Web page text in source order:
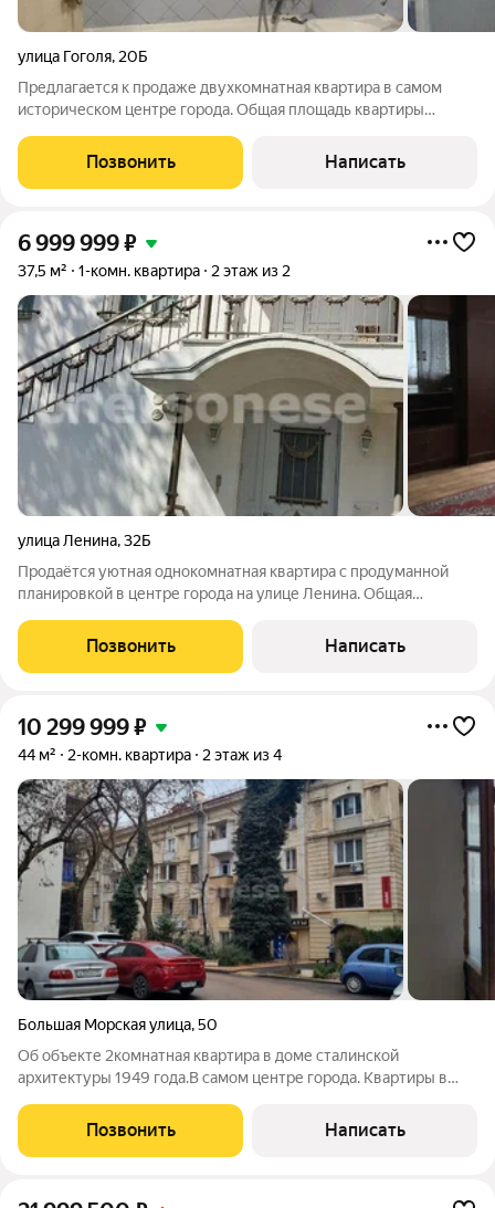
улица Гоголя, 20Б
Предлагается к продаже двухкомнатная квартира в самом
историческом центре города. Общая площадь квартиры
построен из инкерманских блоков, тихий зелёный двор с
парковочными местами. Квартира
Позвонить Написать
6 999 999₽
37,5 м² 1-комн. квартира 2 этаж из 2
улица Ленина,32Б
Продаётся уютная однокомнатная квартира с продуманной
планировкой в центре города на улице Ленина. Общая
косметический, квартира готова к въезду и при
необходимости легко подойдёт для адаптации
Позвонить Написать
10 299 999₽
44 м² 2-комн. квартира 2 этаж из 4
Большая Морская улица,50
Об объекте 2комнатная квартира в доме сталинской
архитектуры 1949 года.В самом центре города. Квартиры в
Рядом основные достопримечательности Севастополя:
площади, парки, скверы,музеи,
Позвонить Написать